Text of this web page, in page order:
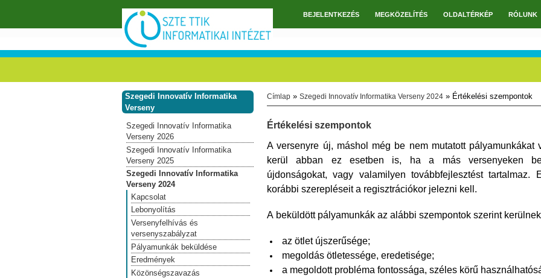
FőmenüBEJELENTKEZÉS MEGKÖZELÍTÉS OLDALTÉRKÉP RÓLUNK
Jelenlegi hely
Címlap » Szegedi Innovatív Informatika Verseny 2024 » Értékelési szempontok
Értékelési szempontok
A versenyre új, máshol még be nem mutatott pályamunkákat
kerül abban ez esetben is, ha a más versenyeken
újdonságokat, vagy valamilyen továbbfejlesztést
korábbi szerepléseit a regisztrációkor jelezni kell.
A beküldött pályamunkák az alábbi szempontok szerint
az ötlet újszerűsége;
megoldás ötletessége, eredetisége;
a megoldott probléma fontossága, széles körű
Szegedi Innovatív Informatika
Verseny
Szegedi Innovatív Informatika
Verseny 2026
Szegedi Innovatív Informatika
Verseny 2025
Szegedi Innovatív Informatika
Verseny 2024
Kapcsolat
Lebonyolítás
Versenyfelhívás és
versenyszabályzat
Pályamunkák beküldése
Eredmények
Közönségszavazás